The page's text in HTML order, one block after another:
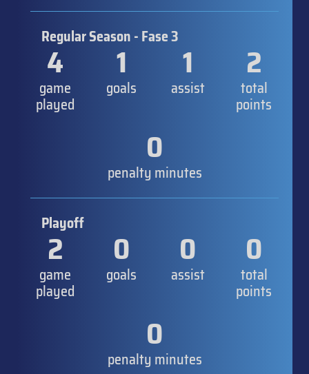
Regular Season - Fase 3
4
game
played
1
goals
1
assist
2
total
points
0
penalty minutes
Playoff
2
game
played
0
goals
0
assist
0
total
points
0
penalty minutes